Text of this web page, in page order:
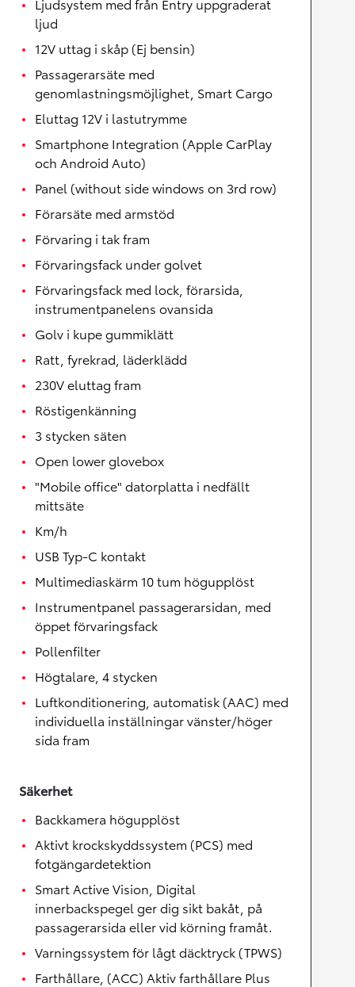
ljud
12V uttag i skåp (Ej bensin)
Passagerarsäte med
genomlastningsmöjlighet, Smart Cargo
Eluttag 12V i lastutrymme
Smartphone Integration (Apple CarPlay
och Android Auto)
Panel (without side windows on 3rd row)
Förarsäte med armstöd
Förvaring i tak fram
Förvaringsfack under golvet
Förvaringsfack med lock, förarsida,
instrumentpanelens ovansida
Golv i kupe gummiklätt
Ratt, fyrekrad, läderklädd
230V eluttag fram
Röstigenkänning
3 stycken säten
Open lower glovebox
"Mobile office" datorplatta i nedfällt
mittsäte
Km/h
USB Typ-C kontakt
Multimediaskärm 10 tum högupplöst
Instrumentpanel passagerarsidan, med
öppet förvaringsfack
Pollenfilter
Högtalare, 4 stycken
Luftkonditionering, automatisk (AAC) med
individuella inställningar vänster/höger
sida fram
Säkerhet
Backkamera högupplöst
Aktivt krockskyddssystem (PCS) med
fotgängardetektion
Smart Active Vision, Digital
innerbackspegel ger dig sikt bakåt, på
passagerarsida eller vid körning framåt.
Varningssystem för lågt däcktryck (TPWS)
Farthållare, (ACC) Aktiv farthållare Plus